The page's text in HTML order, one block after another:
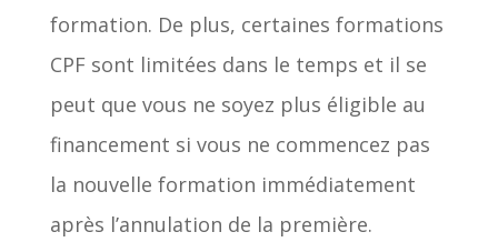
formation. De plus, certaines formations
CPF sont limitées dans le temps et il se
peut que vous ne soyez plus éligible au
financement si vous ne commencez pas
la nouvelle formation immédiatement
après l’annulation de la première.